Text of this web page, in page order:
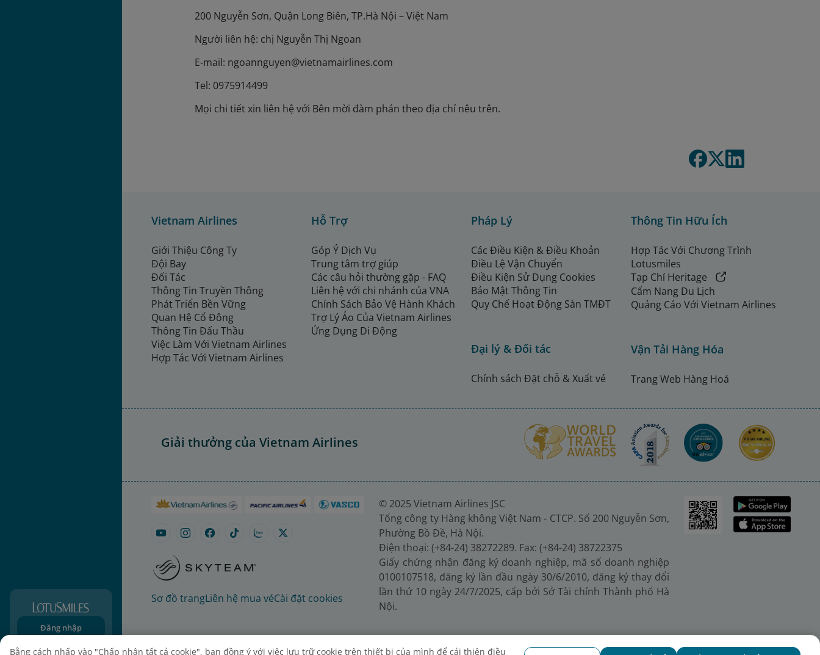
Đăng nhập
Đăng ký
200 Nguyễn Sơn, Quận Long Biên, TP.Hà Nội – Việt Nam
Người liên hệ: chị Nguyễn Thị Ngoan
E-mail: ngoannguyen@vietnamairlines.com
Tel: 0975914499
Mọi chi tiết xin liên hệ với Bên mời đàm phán theo địa chỉ nêu trên.
Vietnam Airlines
Giới Thiệu Công Ty
Đội Bay
Đối Tác
Thông Tin Truyền Thông
Phát Triển Bền Vững
Quan Hệ Cổ Đông
Thông Tin Đấu Thầu
Việc Làm Với Vietnam Airlines
Hợp Tác Với Vietnam Airlines
Hỗ Trợ
Góp Ý Dịch Vụ
Trung tâm trợ giúp
Các câu hỏi thường gặp - FAQ
Liên hệ với chi nhánh của VNA
Chính Sách Bảo Vệ Hành Khách
Trợ Lý Ảo Của Vietnam Airlines
Ứng Dụng Di Động
Pháp Lý
Các Điều Kiện & Điều Khoản
Điều Lệ Vận Chuyển
Điều Kiện Sử Dụng Cookies
Bảo Mật Thông Tin
Quy Chế Hoạt Động Sàn TMĐT
Đại lý & Đối tác
Chính sách Đặt chỗ & Xuất vé
Thông Tin Hữu Ích
Hợp Tác Với Chương Trình
Lotusmiles
Tạp Chí Heritage
Cẩm Nang Du Lịch
Quảng Cáo Với Vietnam Airlines
Vận Tải Hàng Hóa
Trang Web Hàng Hoá
Giải thưởng của Vietnam Airlines
Sơ đồ trangLiên hệ mua véCài đặt cookies
© 2025 Vietnam Airlines JSC
Tổng công ty Hàng không Việt Nam - CTCP. Số 200 Nguyễn Sơn,
Phường Bồ Đề, Hà Nội.
Điện thoại: (+84-24) 38272289. Fax: (+84-24) 38722375
Giấy chứng nhận đăng ký doanh nghiệp, mã số doanh nghiệp
0100107518, đăng ký lần đầu ngày 30/6/2010, đăng ký thay đổi
lần thứ 10 ngày 24/7/2025, cấp bởi Sở Tài chính Thành phố Hà
Nội.
Bằng cách nhấp vào "Chấp nhận tất cả cookie", bạn đồng ý với việc lưu trữ cookie trên thiết bị của mình để cải thiện điều